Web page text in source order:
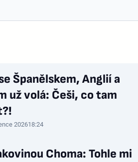
Španělskem, Anglií a
už volá: Češi, co tam
202618:24
Choma: Tohle mi